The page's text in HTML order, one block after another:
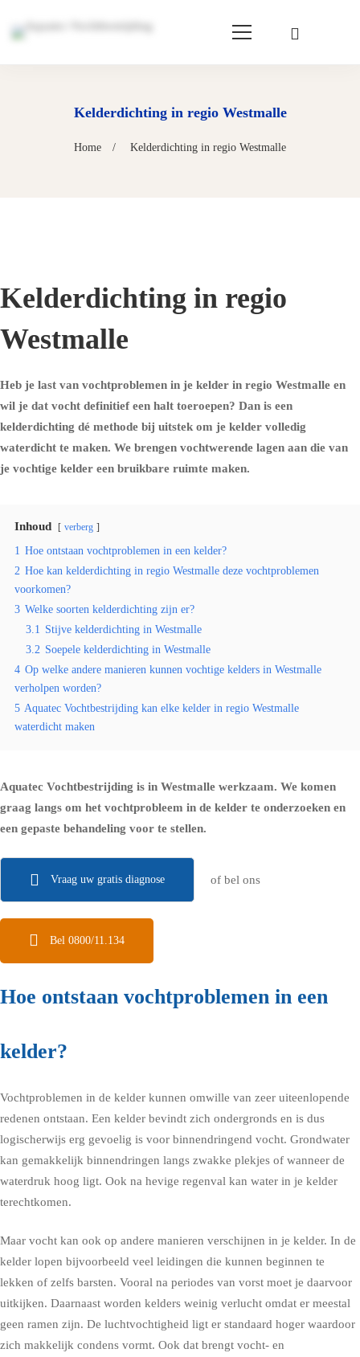
Kelderdichting in regio Westmalle
Home Kelderdichting in regio Westmalle
Kelderdichting in regio
Westmalle
Heb je last van vochtproblemen in je kelder in regio Westmalle en
wil je dat vocht definitief een halt toeroepen? Dan is een
kelderdichting dé methode bij uitstek om je kelder volledig
waterdicht te maken. We brengen vochtwerende lagen aan die van
je vochtige kelder een bruikbare ruimte maken.
Inhoud verberg
1 Hoe ontstaan vochtproblemen in een kelder?
2 Hoe kan kelderdichting in regio Westmalle deze vochtproblemen
voorkomen?
3 Welke soorten kelderdichting zijn er?
3.1 Stijve kelderdichting in Westmalle
3.2 Soepele kelderdichting in Westmalle
4 Op welke andere manieren kunnen vochtige kelders in Westmalle
verholpen worden?
5 Aquatec Vochtbestrijding kan elke kelder in regio Westmalle
waterdicht maken
Aquatec Vochtbestrijding is in Westmalle werkzaam. We komen
graag langs om het vochtprobleem in de kelder te onderzoeken en
een gepaste behandeling voor te stellen.
Vraag uw gratis diagnose of bel ons
Bel 0800/11.134
Hoe ontstaan vochtproblemen in een
kelder?
Vochtproblemen in de kelder kunnen omwille van zeer uiteenlopende
redenen ontstaan. Een kelder bevindt zich ondergronds en is dus
logischerwijs erg gevoelig is voor binnendringend vocht. Grondwater
kan gemakkelijk binnendringen langs zwakke plekjes of wanneer de
waterdruk hoog ligt. Ook na hevige regenval kan water in je kelder
terechtkomen.
Maar vocht kan ook op andere manieren verschijnen in je kelder. In de
kelder lopen bijvoorbeeld veel leidingen die kunnen beginnen te
lekken of zelfs barsten. Vooral na periodes van vorst moet je daarvoor
uitkijken. Daarnaast worden kelders weinig verlucht omdat er meestal
geen ramen zijn. De luchtvochtigheid ligt er standaard hoger waardoor
zich makkelijk condens vormt. Ook dat brengt vocht- en